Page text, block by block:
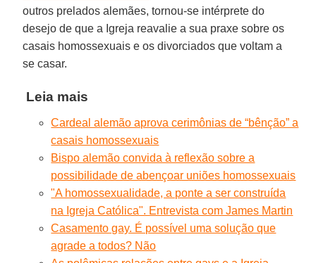
outros prelados alemães, tornou-se intérprete do
desejo de que a Igreja reavalie a sua praxe sobre os
casais homossexuais e os divorciados que voltam a
se casar.
Leia mais
Cardeal alemão aprova cerimônias de “bênção” a
casais homossexuais
Bispo alemão convida à reflexão sobre a
possibilidade de abençoar uniões homossexuais
"A homossexualidade, a ponte a ser construída
na Igreja Católica". Entrevista com James Martin
Casamento gay. É possível uma solução que
agrade a todos? Não